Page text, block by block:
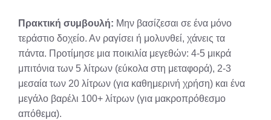
Πρακτική συμβουλή: Μην βασίζεσαι σε ένα μόνο
τεράστιο δοχείο. Αν ραγίσει ή μολυνθεί, χάνεις τα
πάντα. Προτίμησε μια ποικιλία μεγεθών: 4-5 μικρά
μπιτόνια των 5 λίτρων (εύκολα στη μεταφορά), 2-3
μεσαία των 20 λίτρων (για καθημερινή χρήση) και ένα
μεγάλο βαρέλι 100+ λίτρων (για μακροπρόθεσμο
απόθεμα).